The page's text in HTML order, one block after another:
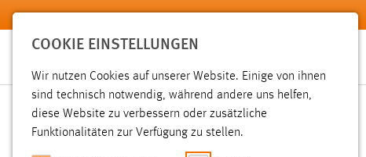
Zum Hauptinhalt springen
SUCHE
COOKIE EINSTELLUNGEN
Wir nutzen Cookies auf unserer Website. Einige von ihnen
sind technisch notwendig, während andere uns helfen,
diese Website zu verbessern oder zusätzliche
Funktionalitäten zur Verfügung zu stellen.